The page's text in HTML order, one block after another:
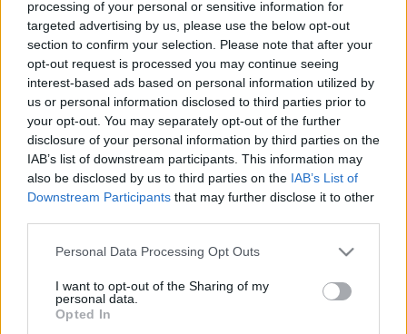
processing of your personal or sensitive information for
targeted advertising by us, please use the below opt-out
section to confirm your selection. Please note that after your
opt-out request is processed you may continue seeing
interest-based ads based on personal information utilized by
us or personal information disclosed to third parties prior to
your opt-out. You may separately opt-out of the further
disclosure of your personal information by third parties on the
IAB’s list of downstream participants. This information may
also be disclosed by us to third parties on the IAB’s List of
Downstream Participants that may further disclose it to other
Please note that this website/app uses one or more Google
not limited to your visit or usage behaviour. You may click to
grant or deny consent to Google and its third-party tags to
use your data for below specified purposes in below Google
Personal Data Processing Opt Outs
I want to opt-out of the Sharing of my
personal data.
Opted In
LEGFRISSEBB
Országos hírek
Megérkezett az eső a Duna vízgyűjtőjére
Aktuális
Paks II.: Mit jelent az 5. blokk új
árnyékában?